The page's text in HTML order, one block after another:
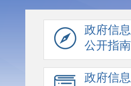
政府信息
公开指南
政府信息